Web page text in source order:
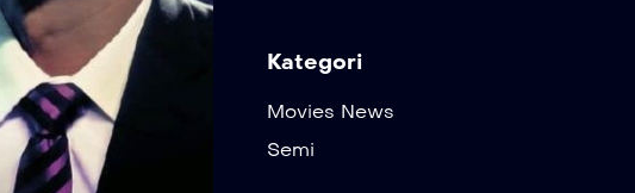
Kategori
Movies News
Semi